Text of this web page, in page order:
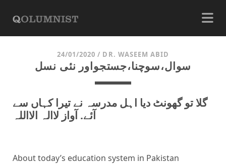
24/01/2020 / DR. WASEEM ABID
سوال،سوچنا،جستجواور نئی نسل
گلا تو گھونٹ دیا اہل مدرسہ نے تیرا کہاں سے
آئے. آواز لاالہ الااللہ
About today’s education system in Pakistan